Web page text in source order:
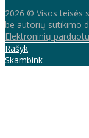
2026 © Visos teisės
be autorių sutikimo
Elektroninių
Rašyk
Skambink